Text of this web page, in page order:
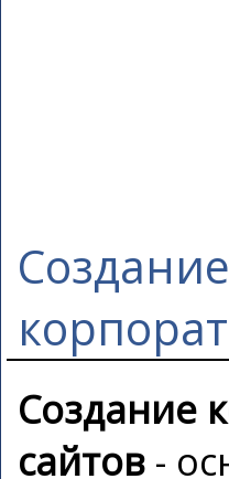
Создание
Создание
сайтов -